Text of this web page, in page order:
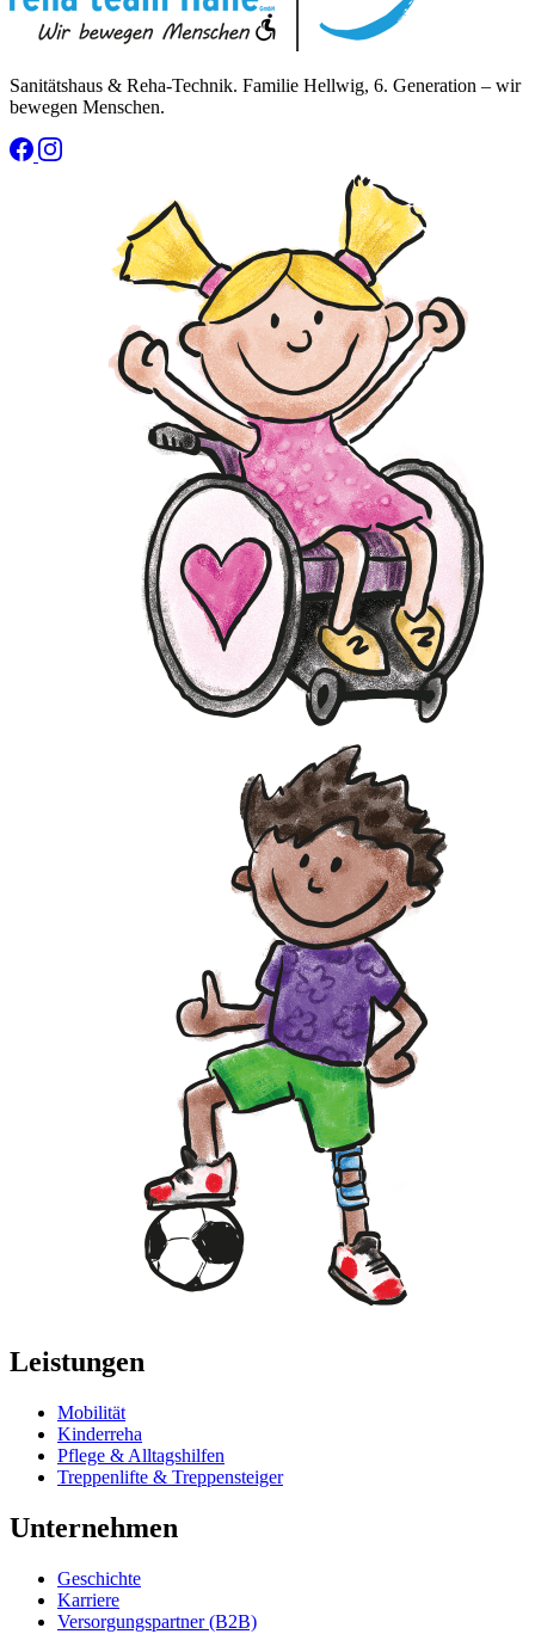
Sanitätshaus & Reha-Technik. Familie Hellwig, 6. Generation – wir
bewegen Menschen.
(öffnet neues Fenster)
(öffnet neues Fenster)
Leistungen
Mobilität
Kinderreha
Pflege & Alltagshilfen
Treppenlifte & Treppensteiger
Unternehmen
Geschichte
Karriere
Versorgungspartner (B2B)